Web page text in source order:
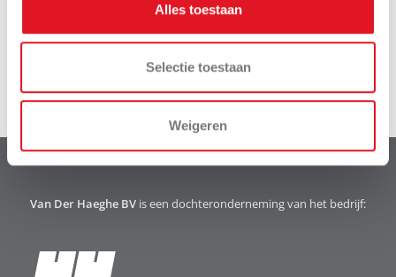
Alles toestaan
Selectie toestaan
Weigeren
Van Der Haeghe BVis een dochteronderneming van het bedrijf: